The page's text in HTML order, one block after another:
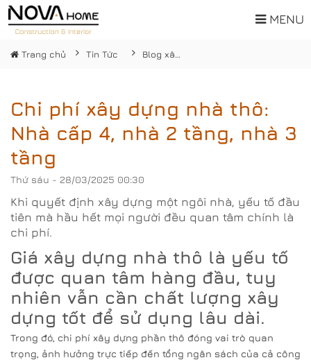
MENU
Trang chủ Tin Tức
Chi phí xây dựng nhà thô:
Nhà cấp 4, nhà 2 tầng, nhà 3
tầng
Thứ sáu - 28/03/2025 00:30
Khi quyết định xây dựng một ngôi nhà, yếu tố đầu
tiên mà hầu hết mọi người đều quan tâm chính là
chi phí.
Giá xây dựng nhà thô là yếu tố
được quan tâm hàng đầu, tuy
nhiên vẫn cần chất lượng xây
dựng tốt để sử dụng lâu dài.
Trong đó, chi phí xây dựng phần thô đóng vai trò quan
trọng, ảnh hưởng trực tiếp đến tổng ngân sách của cả công